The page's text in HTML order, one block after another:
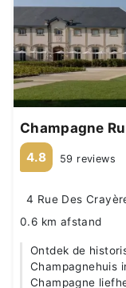
Champagne
4.8 59 reviews
4 Rue Des
0.6 km afstand
Ontdek de
Champagnehuis
Champagne